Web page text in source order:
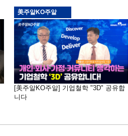
美주알KO주알
[美주알KO주알] 기업철학 "3D" 공유합
니다